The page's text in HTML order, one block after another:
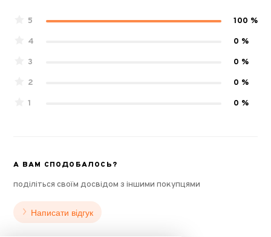
5
100 %
4
0 %
3
0 %
2
0 %
1
0 %
А ВАМ СПОДОБАЛОСЬ?
поділіться своїм досвідом з іншими покупцями
Написати відгук